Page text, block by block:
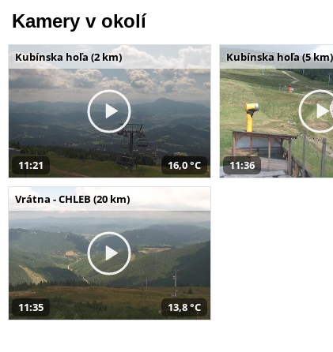
Kamery v okolí
Kubínska hoľa (2 km)
11:21 16,0 °C
Kubínska hoľa (5 km)
11:36
Vrátna - CHLEB (20 km)
11:35 13,8 °C